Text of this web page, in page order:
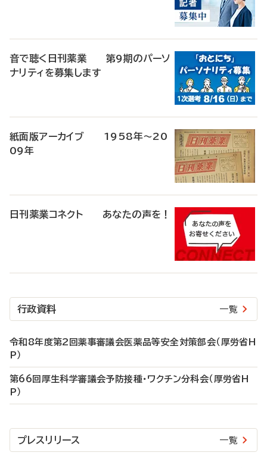
音で聴く日刊薬業 第9期のパーソ
ナリティを募集します
紙面版アーカイブ 1958年～20
09年
日刊薬業コネクト あなたの声を！
行政資料 一覧
令和8年度第2回薬事審議会医薬品等安全対策部会（厚労省H
P）
第66回厚生科学審議会予防接種・ワクチン分科会（厚労省H
P）
プレスリリース 一覧